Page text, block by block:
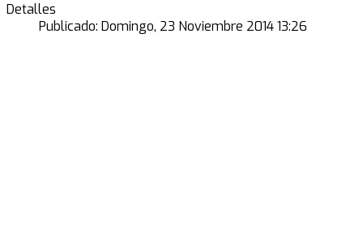
Detalles
Publicado: Domingo, 23 Noviembre 2014 13:26